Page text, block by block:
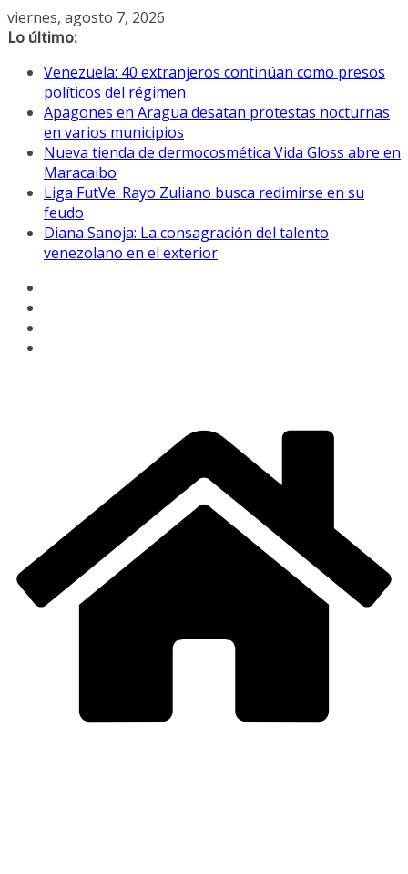
Saltar
al
viernes, agosto 7, 2026
Lo último:
Venezuela: 40 extranjeros continúan como presos
políticos del régimen
Apagones en Aragua desatan protestas nocturnas
en varios municipios
Nueva tienda de dermocosmética Vida Gloss abre en
Maracaibo
Liga FutVe: Rayo Zuliano busca redimirse en su
feudo
Diana Sanoja: La consagración del talento
venezolano en el exterior